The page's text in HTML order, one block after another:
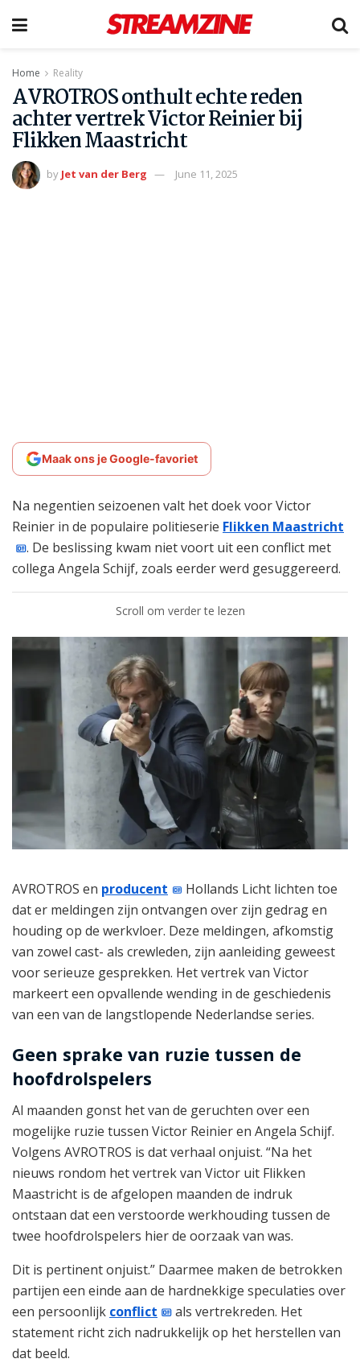
Home Reality
AVROTROS onthult echte reden
achter vertrek Victor Reinier bij
Flikken Maastricht
by Jet van der Berg June 11, 2025
Maak ons je Google-favoriet
Na negentien seizoenen valt het doek voor Victor
Reinier in de populaire politieserie Flikken Maastricht
. De beslissing kwam niet voort uit een conflict met
collega Angela Schijf, zoals eerder werd gesuggereerd.
Scroll om verder te lezen
AVROTROS en producent
Hollands Licht lichten toe
dat er meldingen zijn ontvangen over zijn gedrag en
houding op de werkvloer. Deze meldingen, afkomstig
van zowel cast- als crewleden, zijn aanleiding geweest
voor serieuze gesprekken. Het vertrek van Victor
markeert een opvallende wending in de geschiedenis
van een van de langstlopende Nederlandse series.
Geen sprake van ruzie tussen de
hoofdrolspelers
Al maanden gonst het van de geruchten over een
mogelijke ruzie tussen Victor Reinier en Angela Schijf.
Volgens AVROTROS is dat verhaal onjuist. “Na het
nieuws rondom het vertrek van Victor uit Flikken
Maastricht is de afgelopen maanden de indruk
ontstaan dat een verstoorde werkhouding tussen de
twee hoofdrolspelers hier de oorzaak van was.
Dit is pertinent onjuist.” Daarmee maken de betrokken
partijen een einde aan de hardnekkige speculaties over
een persoonlijk conflict
als vertrekreden. Het
statement richt zich nadrukkelijk op het herstellen van
dat beeld.